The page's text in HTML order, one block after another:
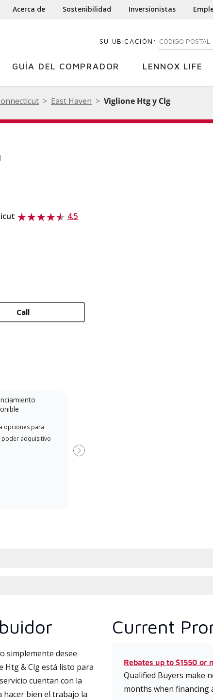
Acerca de Sostenibilidad Inversionistas
SU UBICACIÓN: INGRESE SU
GUÍA DEL COMPRADOR LENNOX LIFE
East Haven Viglione Htg y Clg
4.5
Call
opciones para
poder adquisitivo
Dealer especialmente capacitado
Next
simplemente desee
Htg & Clg está listo para
cuentan con la
hacer bien el trabajo la
Current
Rebates up to $1550 or
Qualified Buyers make
months when financing